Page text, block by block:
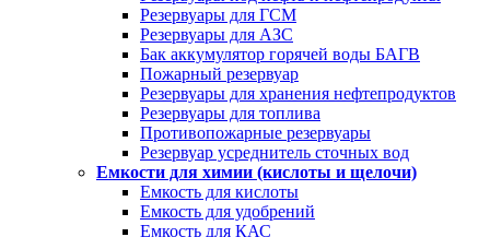
Резервуары для ГСМ
Резервуары для АЗС
Бак аккумулятор горячей воды БАГВ
Пожарный резервуар
Резервуары для хранения нефтепродуктов
Резервуары для топлива
Противопожарные резервуары
Резервуар усреднитель сточных вод
Емкости для химии (кислоты и щелочи)
Емкость для кислоты
Емкость для удобрений
Емкость для КАС